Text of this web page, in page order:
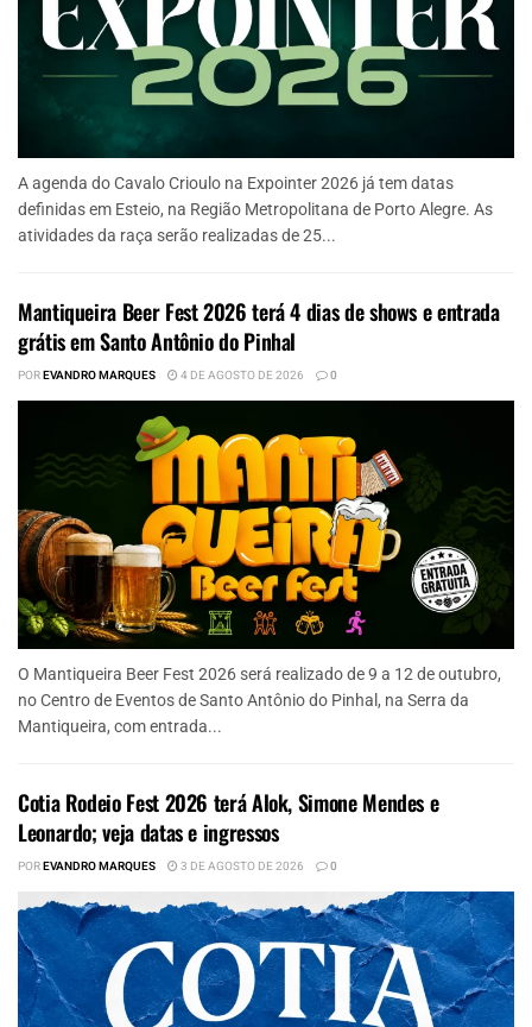
A agenda do Cavalo Crioulo na Expointer 2026 já tem datas
definidas em Esteio, na Região Metropolitana de Porto Alegre. As
atividades da raça serão realizadas de 25...
Mantiqueira Beer Fest 2026 terá 4 dias de shows e entrada
grátis em Santo Antônio do Pinhal
POREVANDRO MARQUES 4 DE AGOSTO DE 2026 0
O Mantiqueira Beer Fest 2026 será realizado de 9 a 12 de outubro,
no Centro de Eventos de Santo Antônio do Pinhal, na Serra da
Mantiqueira, com entrada...
Cotia Rodeio Fest 2026 terá Alok, Simone Mendes e
Leonardo; veja datas e ingressos
POREVANDRO MARQUES 3 DE AGOSTO DE 2026 0